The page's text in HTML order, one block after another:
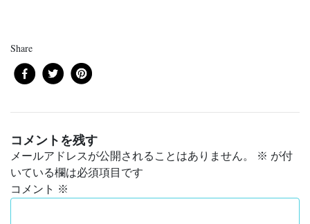
Share
コメントを残す
メールアドレスが公開されることはありません。 ※ が付
いている欄は必須項目です
コメント ※